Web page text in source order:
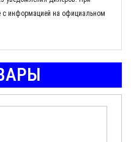
с информацией на официальном